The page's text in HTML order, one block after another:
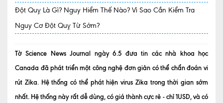
TRANG CHỦ
Quy trình khám BHYT
TIN TỨC
Thông tin y tế
Tin Ưu đãi
Đột Quỵ Là Gì? Nguy Hiểm Thế Nào? Vì Sao Cần Kiểm Tra
Nguy Cơ Đột Quỵ Từ Sớm?
Tờ Science News Journal ngày 6.5 đưa tin các nhà khoa học
Canada đã phát triển một công nghệ đơn giản có thể chẩn đoán vi
rút Zika. Hệ thống có thể phát hiện virus Zika trong thời gian sớm
nhất. Hệ thống này rất dễ dùng, có giá thành cực rẻ - chỉ 1USD, và có